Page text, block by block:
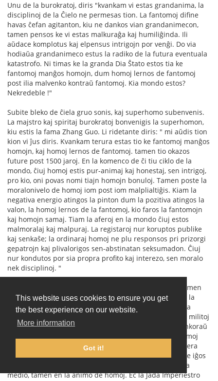
This website uses cookies to ensure you get
the best experience on our website.
More information
Got it!
Unu de la burokratoj, diris "kvankam vi estas grandanima, la
disciplinoj de la Ĉielo ne permesas tion. La fantomoj difine
havas ĉefan agitanton, kiu ne dankos vian grandanimecon,
tamen pensos ke vi estas malkuraĝa kaj humiliĝinda. Ili
aŭdace komplotus kaj elpensus intrigojn por venĝi. Do via
hodiaŭa grandanimeco estus la radiko de la futura eventuala
katastrofo. Ni timas ke la granda Dia Ŝtato estos tia ke
fantomoj manĝos homojn, dum homoj lernos de fantomoj
post ilia malvenko kontraŭ fantomoj. Kia mondo estos?
Nekredeble !"
Subite bleko de ĉiela gruo sonis, kaj superhomo subenvenis.
La majstro kaj spiritaj burokratoj bonvenigis la superhomon,
kiu estis la fama Zhang Guo. Li ridetante diris: " mi aŭdis tion
kion vi ĵus diris. Kvankam terura estas tio ke fantomoj manĝos
homojn, kaj homoj lernos de fantomoj. tamen tio okazos
future post 1500 jaroj. En la komenco de ĉi tiu ciklo de la
mondo, ĉiuj homoj estis pur-animaj kaj honestaj, sen intrigoj,
pro kio, oni povas nomi tiajn homojn bonuloj. Tamen poste la
moralonivelo de homoj iom post iom malplialtiĝis. Kiam la
negativa energio atingos la pinton dum la pozitiva atingos la
valon, la homoj lernos de la fantomoj, kio faros la fantomojn
kaj homojn samaj. Tiam la aferoj en la mondo ĉiuj estos
malmoralaj kaj malpuraj. La registaroj nur koruptos publike
kaj senkaŝe; la ordinaraj homoj ne plu responsos pri prizorgi
gepatrojn kaj plivalorigos sen-abstinatan seksumadon. Ĉiuj
nur kondutos por sia propra profito kaj interezo, sen moralo
nek disciplinoj. "
"Vi, aŭdinte mian diron, pensus ke mi estas freneza. Tamen
tio okazos future. La Yin kaj Yang interagas kaj movigas la
mondon. La Yin malpliiĝas dum la Yang pliiĝas, ankaŭ la
inverse. La mondo ankaŭ ciklas inter kaoso kaj paco. La militoj
nunaj ne montras la finon de la mondo, ĉar la homoj ankoraŭ
estas humanaj. Tamen la koro de homoj mortos, kaj homoj
iĝos fantomoj, kio markas la finan epokon, kio estos la vera
kaoso. Post tio, la nova ciklo komencos kaj homoj denove iĝos
pur-animaj. Do la kaoso ne estas montrata de la ekstera
medio, tamen en la animo de homoj. Eĉ la Jada Imperiestro